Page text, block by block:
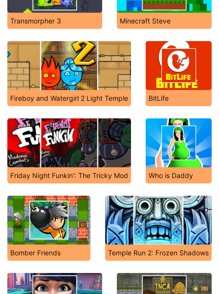
Transmorpher 3 Minecraft Steve
Fireboy and Watergirl 2 Light Temple BitLife
Friday Night Funkin': The Tricky Mod Who is Daddy
Bomber Friends Temple Run 2: Frozen Shadows